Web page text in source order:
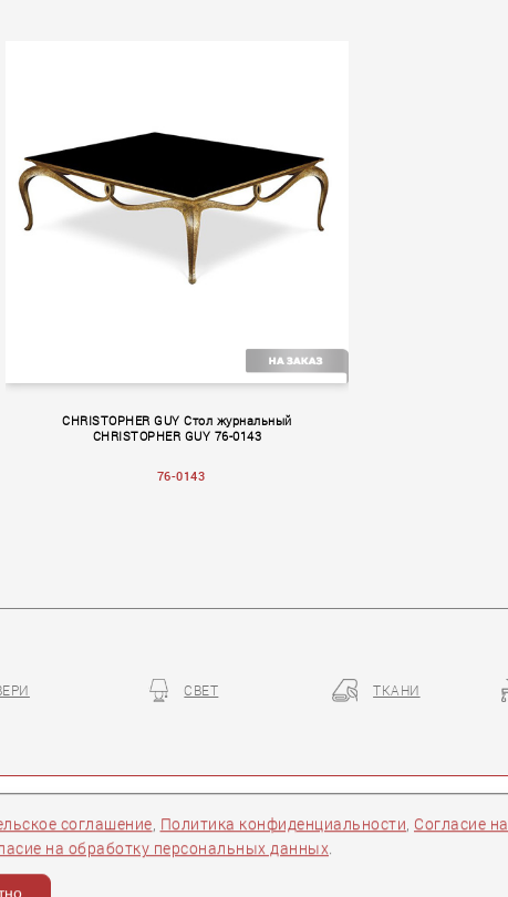
Volume II
CHRISTOPHER GUY Стол журнальный
CHRISTOPHER GUY 76-0143
76-0143
соглашение, Политика конфиденциальности, Согласие на
на обработку персональных данных.
СВЕТ ТКАНИ
Следите за нами: